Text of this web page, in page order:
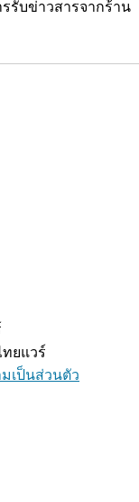
รับข่าวสารจากร้าน
ยแวร์
เป็นส่วนตัว